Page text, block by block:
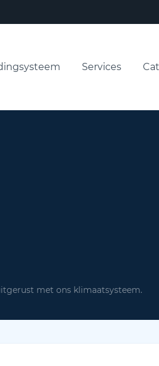
Services
met ons klimaatsysteem.